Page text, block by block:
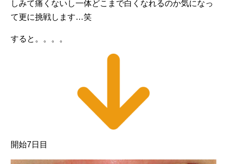
しみて痛くないし一体どこまで白くなれるのか気になっ
て更に挑戦します…笑
すると。。。。
開始7日目